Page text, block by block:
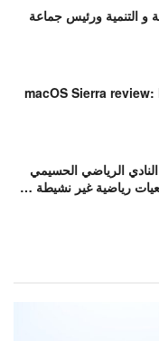
و التنمية ورئيس جماعة
macOS Sierra
الرياضي الحسيمي
رياضية غير نشيطة …